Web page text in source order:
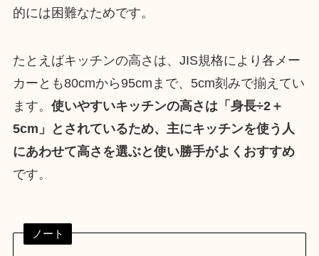
的には困難なためです。
たとえばキッチンの高さは、JIS規格により各メー
カーとも80cmから95cmまで、5cm刻みで揃えてい
ます。 使いやすいキッチンの高さは「身長÷2＋
5cm」とされているため、主にキッチンを使う人
にあわせて高さを選ぶと使い勝手がよくおすすめ
です。
ノート